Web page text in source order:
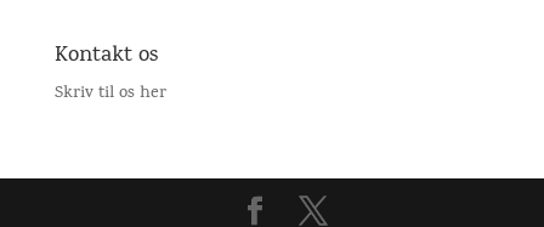
Kontakt os
Skriv til os her